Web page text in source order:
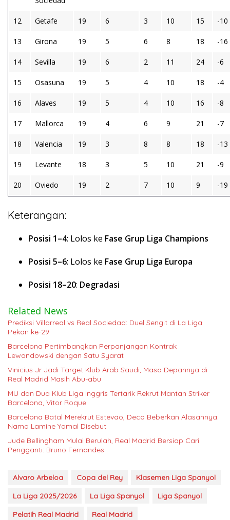
12 Getafe 19 6 3 10 15 -10
13 Girona 19 5 6 8 18 -16
14 Sevilla 19 6 2 11 24 -6
15 Osasuna 19 5 4 10 18 -4
16 Alaves 19 5 4 10 16 -8
17 Mallorca 19 4 6 9 21 -7
18 Valencia 19 3 8 8 18 -13
19 Levante 18 3 5 10 21 -9
20 Oviedo 19 2 7 10 9 -19
Keterangan:
Posisi 1–4: Lolos ke Fase Grup Liga Champions
Posisi 5–6: Lolos ke Fase Grup Liga Europa
Posisi 18–20: Degradasi
Related News
Prediksi Villarreal vs Real Sociedad: Duel Sengit di La Liga
Pekan ke-29
Barcelona Pertimbangkan Perpanjangan Kontrak
Lewandowski dengan Satu Syarat
Vinicius Jr Jadi Target Klub Arab Saudi, Masa Depannya di
Real Madrid Masih Abu-abu
MU dan Dua Klub Liga Inggris Tertarik Rekrut Mantan Striker
Barcelona, Vitor Roque
Barcelona Batal Merekrut Estevao, Deco Beberkan Alasannya:
Nama Lamine Yamal Disebut
Jude Bellingham Mulai Berulah, Real Madrid Bersiap Cari
Pengganti: Bruno Fernandes
Alvaro Arbeloa Copa del Rey
Klasemen Liga Spanyol
La Liga 2025/2026
La Liga Spanyol
Liga Spanyol
Pelatih Real Madrid
Real Madrid